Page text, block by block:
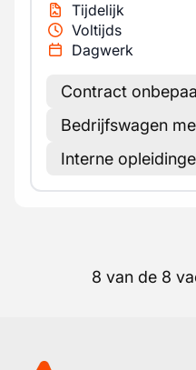
Tijdelijk
Voltijds
Dagwerk
Contract
Bedrijfswagen
Interne
8 van de 8